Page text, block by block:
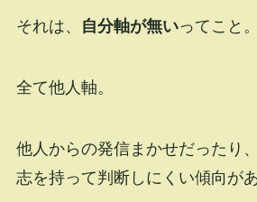
それは、 自分軸が無いってこと。
全て他人軸。
他人からの発信まかせだったり
志を持って判断しにくい傾向があ